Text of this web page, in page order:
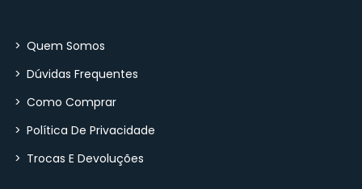
> Quem Somos
> Dúvidas Frequentes
> Como Comprar
> Política De Privacidade
> Trocas E Devoluções